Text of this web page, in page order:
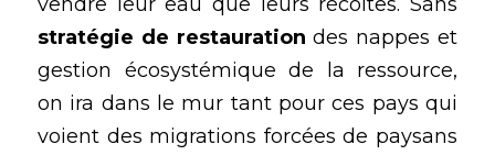
stratégie de restauration des nappes et
gestion écosystémique de la ressource,
on ira dans le mur tant pour ces pays qui
voient des migrations forcées de paysans